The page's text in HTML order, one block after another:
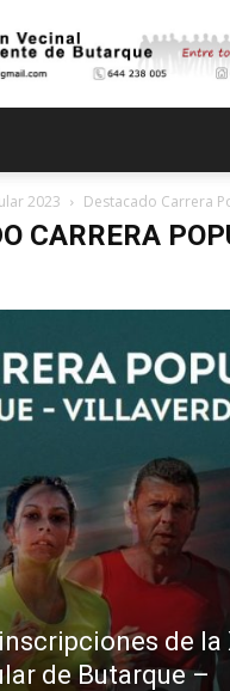
Vecinal
Independiente
Butarque
2023 Destacado Carrera
CARRERA
de la
de Butarque –